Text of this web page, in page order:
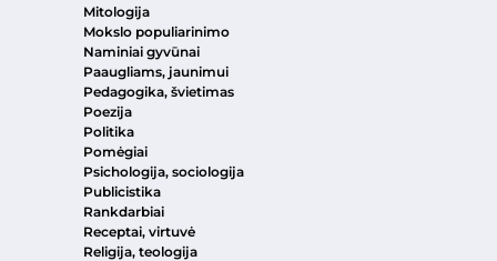
Mitologija
Mokslo populiarinimo
Naminiai gyvūnai
Paaugliams, jaunimui
Pedagogika, švietimas
Poezija
Politika
Pomėgiai
Psichologija, sociologija
Publicistika
Rankdarbiai
Receptai, virtuvė
Religija, teologija